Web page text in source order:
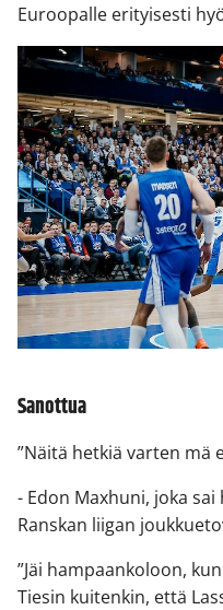
Euroopalle erityisesti
Sanottua
”Näitä hetkiä varten mä
- Edon Maxhuni, joka
Ranskan liigan
”Jäi hampaankoloon,
Tiesin kuitenkin, että